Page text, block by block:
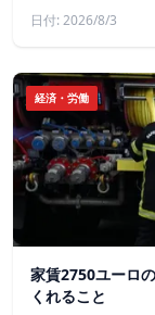
日付: 2026/8/3
経済・労働
家賃2750ユーロ
くれること